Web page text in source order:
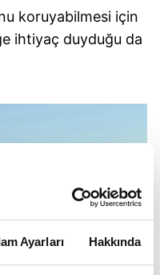
Ayarları Hakkında
koruyabilmesi için
ihtiyaç duyduğu da